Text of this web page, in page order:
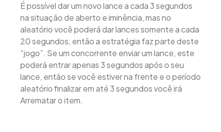
É possível dar um novo lance a cada 3 segundos
na situação de aberto e iminência, mas no
aleatório você poderá dar lances somente a cada
20 segundos, então a estratégia faz parte deste
“jogo”. Se um concorrente enviar um lance, este
poderá entrar apenas 3 segundos após o seu
lance, então se você estiver na frente e o período
aleatório finalizar em até 3 segundos você irá
Arrematar o item.